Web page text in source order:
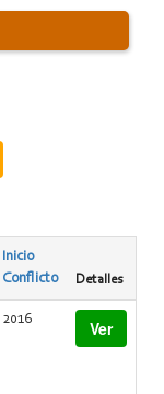
Inicio
Conflicto
Detalles
2016 Ver